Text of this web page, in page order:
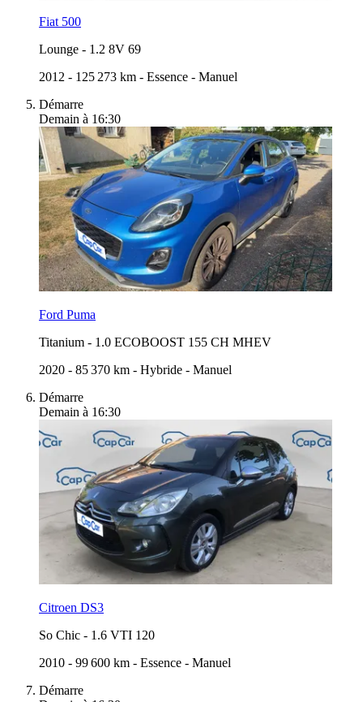
Fiat 500
Lounge - 1.2 8V 69
2012 - 125 273 km - Essence - Manuel
Démarre
Demain à 16:30
Ford Puma
Titanium - 1.0 ECOBOOST 155 CH MHEV
2020 - 85 370 km - Hybride - Manuel
Démarre
Demain à 16:30
Citroen DS3
So Chic - 1.6 VTI 120
2010 - 99 600 km - Essence - Manuel
Démarre